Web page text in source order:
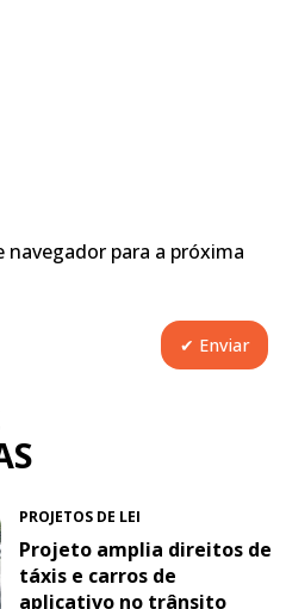
navegador para a próxima
PROJETOS DE LEI
Projeto amplia direitos de
táxis e carros de
aplicativo no trânsito